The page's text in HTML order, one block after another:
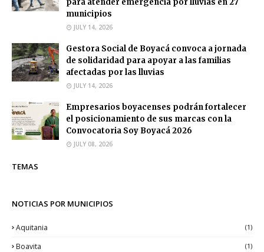
municipios
JULY 14, 2026
Gestora Social de Boyacá convoca a jornada
de solidaridad para apoyar a las familias
afectadas por las lluvias
JULY 14, 2026
Empresarios boyacenses podrán fortalecer
el posicionamiento de sus marcas con la
Convocatoria Soy Boyacá 2026
JULY 08, 2026
TEMAS
NOTICIAS POR MUNICIPIOS
Aquitania (1)
Boavita (1)